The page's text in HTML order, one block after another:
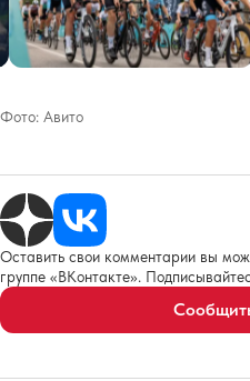
Фото: Авито
Оставить свои комментарии вы
группе «ВКонтакте».